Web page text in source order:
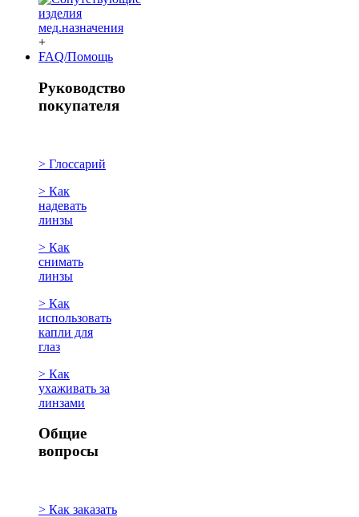
+
FAQ/Помощь
Руководство
покупателя
> Глоссарий
> Как
надевать
линзы
> Как
снимать
линзы
> Как
использовать
капли для
глаз
> Как
ухаживать за
линзами
Общие
вопросы
> Как заказать